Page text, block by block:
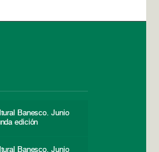
Banesco. Junio
edición
Banesco. Junio